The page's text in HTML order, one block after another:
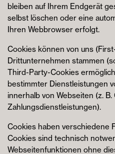
bleiben auf Ihrem Endgerät
selbst löschen oder eine
Ihren Webbrowser erfolgt.
Cookies können von uns
Drittunternehmen stammen
Third-Party-Cookies
bestimmter Dienstleistungen
innerhalb von Webseiten (z.
Zahlungsdienstleistungen).
Cookies haben verschiedene
Cookies sind technisch
Webseitenfunktionen ohne